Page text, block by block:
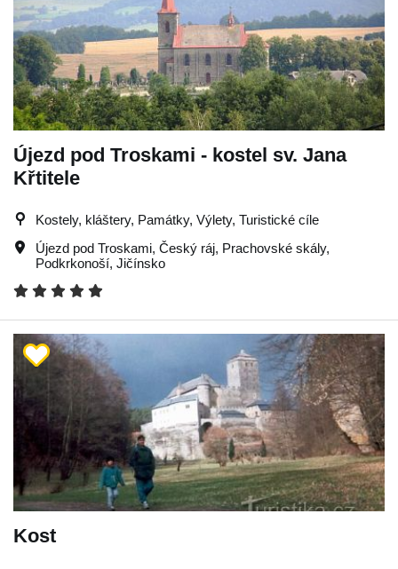
Újezd pod Troskami - kostel sv. Jana
Křtitele
Kostely, kláštery, Památky, Výlety, Turistické cíle
Újezd pod Troskami, Český ráj, Prachovské skály,
Podkrkonoší, Jičínsko
Kost